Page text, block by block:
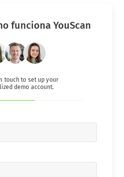
funciona YouScan
touch to set up your
demo account.